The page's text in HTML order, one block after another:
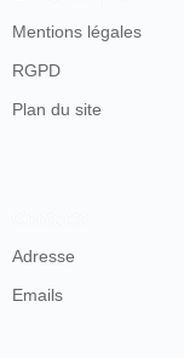
Mentions légales
RGPD
Plan du site
Adresse
Emails